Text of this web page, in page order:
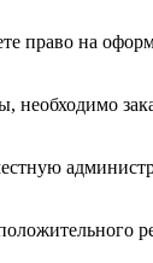
право на
необходимо